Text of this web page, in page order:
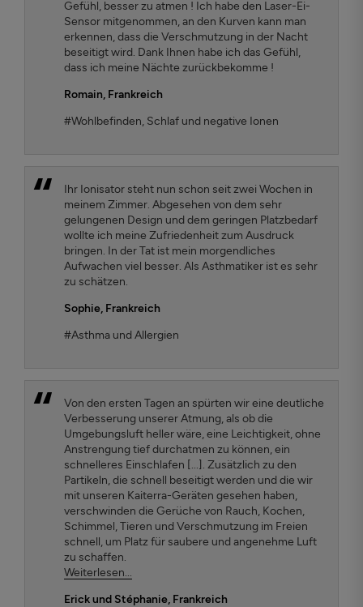
Gefühl, besser zu atmen ! Ich habe den Laser-Ei-
Sensor mitgenommen, an den Kurven kann man
erkennen, dass die Verschmutzung in der Nacht
beseitigt wird. Dank Ihnen habe ich das Gefühl,
dass ich meine Nächte zurückbekomme !
Romain,Frankreich
#Wohlbefinden, Schlaf und negative Ionen
Ihr Ionisator steht nun schon seit zwei Wochen in
meinem Zimmer. Abgesehen von dem sehr
gelungenen Design und dem geringen Platzbedarf
wollte ich meine Zufriedenheit zum Ausdruck
bringen. In der Tat ist mein morgendliches
Aufwachen viel besser. Als Asthmatiker ist es sehr
zu schätzen.
Sophie,Frankreich
#Asthma und Allergien
Von den ersten Tagen an spürten wir eine deutliche
Verbesserung unserer Atmung, als ob die
Umgebungsluft heller wäre, eine Leichtigkeit, ohne
Anstrengung tief durchatmen zu können, ein
schnelleres Einschlafen [...]. Zusätzlich zu den
Partikeln, die schnell beseitigt werden und die wir
mit unseren Kaiterra-Geräten gesehen haben,
verschwinden die Gerüche von Rauch, Kochen,
Schimmel, Tieren und Verschmutzung im Freien
schnell, um Platz für saubere und angenehme Luft
zu schaffen.
Weiterlesen...
Erick und Stéphanie, Frankreich